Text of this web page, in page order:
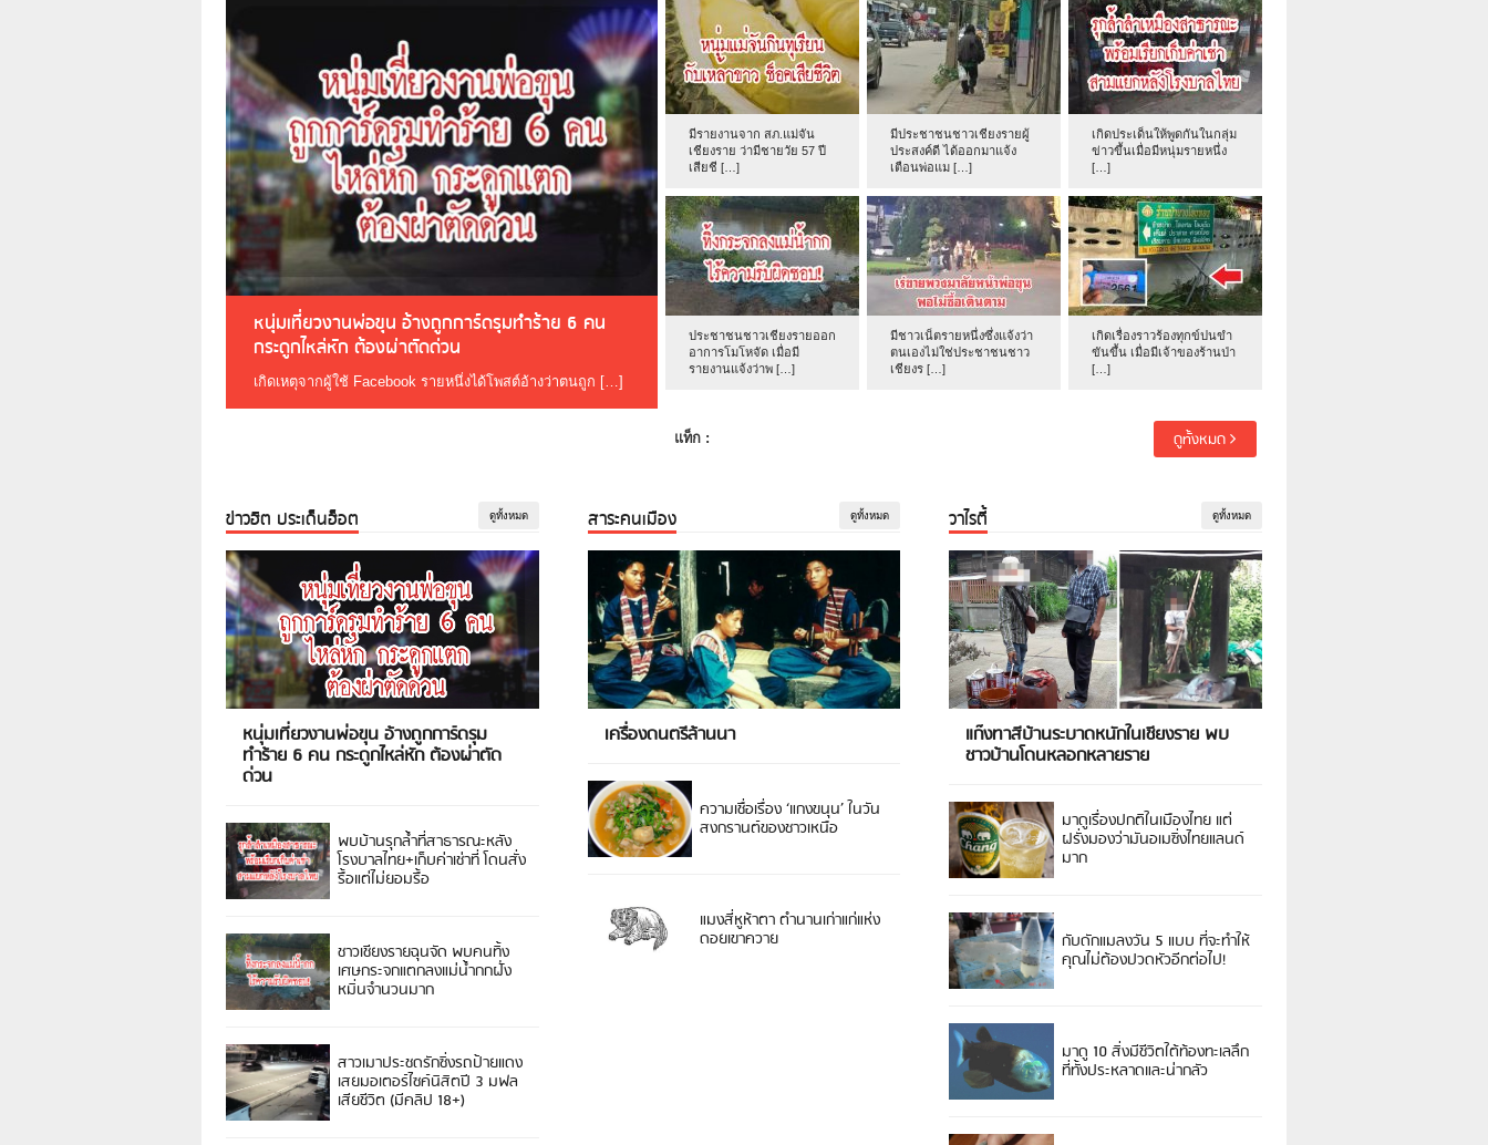
หนุ่มเที่ยวงานพ่อขุน อ้างถูกการ์ดรุมทำร้าย 6 คน
กระดูกไหล่หัก ต้องผ่าตัดด่วน
เกิดเหตุจากผู้ใช้ Facebook รายหนึ่งได้โพสต์อ้างว่าตนถูก […]
มีรายงานจาก สภ.แม่จัน
เชียงราย ว่ามีชายวัย 57 ปี
เสียชี […]
มีประชาชนชาวเชียงรายผู้
ประสงค์ดี ได้ออกมาแจ้ง
เตือนพ่อแม […]
เกิดประเด็นให้พูดกันในกลุ่ม
ข่าวขึ้นเมื่อมีหนุ่มรายหนึ่ง
[…]
ประชาชนชาวเชียงรายออก
อาการโมโหจัด เมื่อมี
รายงานแจ้งว่าพ […]
มีชาวเน็ตรายหนึ่งซึ่งแจ้งว่า
ตนเองไม่ใช่ประชาชนชาว
เชียงร […]
เกิดเรื่องราวร้องทุกข์ปนขำ
ขันขึ้น เมื่อมีเจ้าของร้านป่า
[…]
แท็ก : ดูทั้งหมด
ข่าวฮิต ประเด็นฮ็อต ดูทั้งหมด
หนุ่มเที่ยวงานพ่อขุน อ้างถูกการ์ดรุม
ทำร้าย 6 คน กระดูกไหล่หัก ต้องผ่าตัด
ด่วน
พบบ้านรุกล้ำที่สาธารณะหลัง
โรงบาลไทย+เก็บค่าเช่าที่ โดนสั่ง
รื้อแต่ไม่ยอมรื้อ
ชาวเชียงรายฉุนจัด พบคนทิ้ง
เศษกระจกแตกลงแม่น้ำกกฝั่ง
หมิ่นจำนวนมาก
สาวเมาประชดรักซิ่งรถป้ายแดง
เสยมอเตอร์ไซค์นิสิตปี 3 มฟล
เสียชีวิต (มีคลิป 18+)
สาระคนเมือง ดูทั้งหมด
เครื่องดนตรีล้านนา
ความเชื่อเรื่อง ‘แกงขนุน’ ในวัน
สงกรานต์ของชาวเหนือ
แมงสี่หูห้าตา ตำนานเก่าแก่แห่ง
ดอยเขาควาย
วาไรตี้ ดูทั้งหมด
แก๊งทาสีบ้านระบาดหนักในเชียงราย พบ
ชาวบ้านโดนหลอกหลายราย
มาดูเรื่องปกติในเมืองไทย แต่
ฝรั่งมองว่ามันอเมซิ่งไทยแลนด์
มาก
กับดักแมลงวัน 5 แบบ ที่จะทำให้
คุณไม่ต้องปวดหัวอีกต่อไป!
มาดู 10 สิ่งมีชีวิตใต้ท้องทะเลลึก
ที่ทั้งประหลาดและน่ากลัว